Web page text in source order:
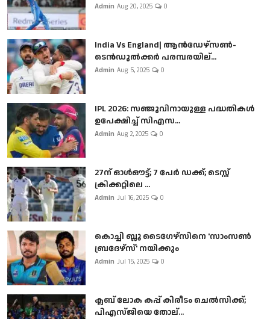
Admin Aug 20, 2025 0
India Vs England| ആൻഡേഴ്സൺ-
ടെൻഡുല്‍ക്കർ പരമ്പരയില്...
Admin Aug 5, 2025 0
IPL 2026: സഞ്ജുവിനായുള്ള പദ്ധതികൾ
ഉപേക്ഷിച്ച് സിഎസ...
Admin Aug 2, 2025 0
27ന് ഓൾഔട്ട്; 7 പേർ ഡക്ക്; ടെസ്റ്റ്
ക്രിക്കറ്റിലെ ...
Admin Jul 16, 2025 0
കൊച്ചി ബ്ലൂ ടൈഗേഴ്സിനെ 'സാംസൺ
ബ്രദേഴ്സ്' നയിക്കും
Admin Jul 15, 2025 0
ക്ലബ് ലോക കപ്പ് കിരീടം ചെല്‍സിക്ക്;
പിഎസ്ജിയെ തോല്...